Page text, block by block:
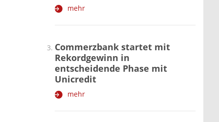
mehr
Commerzbank startet mit
Rekordgewinn in
entscheidende Phase mit
Unicredit
mehr